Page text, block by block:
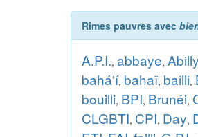
Rimes pauvres avec
A.P.I., abbaye, Abilly
bahá'í, bahaï, bailli,
bouilli, BPI, Brunéi,
CLGBTI, CPI, Day,